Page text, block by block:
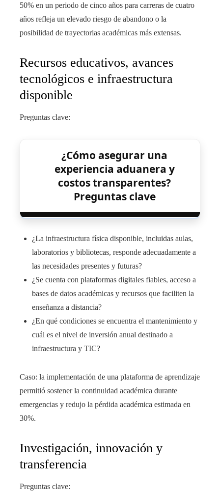
50% en un periodo de cinco años para carreras de cuatro
años refleja un elevado riesgo de abandono o la
posibilidad de trayectorias académicas más extensas.
Recursos educativos, avances
tecnológicos e infraestructura
disponible
Preguntas clave:
¿Cómo asegurar una
experiencia aduanera y
costos transparentes?
Preguntas clave
¿La infraestructura física disponible, incluidas aulas,
laboratorios y bibliotecas, responde adecuadamente a
las necesidades presentes y futuras?
¿Se cuenta con plataformas digitales fiables, acceso a
bases de datos académicas y recursos que faciliten la
enseñanza a distancia?
¿En qué condiciones se encuentra el mantenimiento y
cuál es el nivel de inversión anual destinado a
infraestructura y TIC?
Caso: la implementación de una plataforma de aprendizaje
permitió sostener la continuidad académica durante
emergencias y redujo la pérdida académica estimada en
30%.
Investigación, innovación y
transferencia
Preguntas clave: